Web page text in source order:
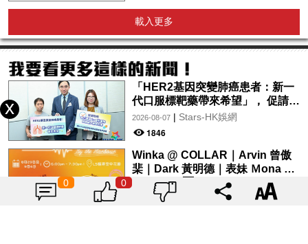
載入更多
「HER2基因突變肺癌患者：新一
代口服標靶藥帶來希望」， 促請政
府加快納入藥物名冊，助患者及早
受惠
2026-08-07| Stars-HK娛網
1846
Winka @ COLLAR｜Arvin 曾傲
棐｜Dark 黃明德｜表妹 Ｍona 8
月29日起登陸L5維港空中花園 |
wwwtc mall 首度呈獻「Music
2026-08-07| Stars-HK娛網
1918
0 0